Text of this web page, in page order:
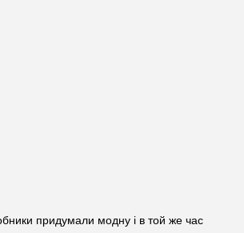
придумали модну і в той же час